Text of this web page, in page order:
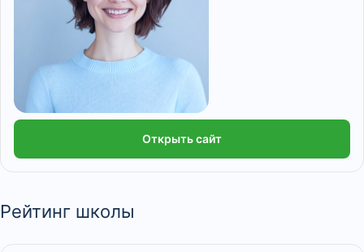
Открыть сайт
Рейтинг школы